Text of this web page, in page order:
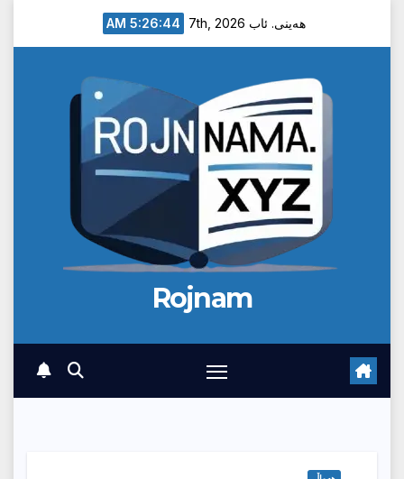
هەینی. ئاب 7th, 2026 5:26:45 AM
Rojnam